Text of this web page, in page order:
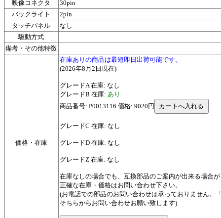
映像コネクタ
30pin
バックライト
2pin
タッチパネル
なし
駆動方式
備考・その他特徴
価格・在庫
在庫ありの商品は最短即日出荷可能です。
(2026年8月2日現在)
グレードA 在庫: なし
グレードB 在庫: あり
商品番号: P0013116 価格: 9020円
グレードC 在庫: なし
グレードD 在庫: なし
グレードZ 在庫: なし
在庫なしの場合でも、互換部品のご案内が出来る場合
正確な在庫・価格はお問い合わせ下さい。
(お電話での部品のお問い合わせは承っておりません。
そちらからお問い合わせお願い致します)